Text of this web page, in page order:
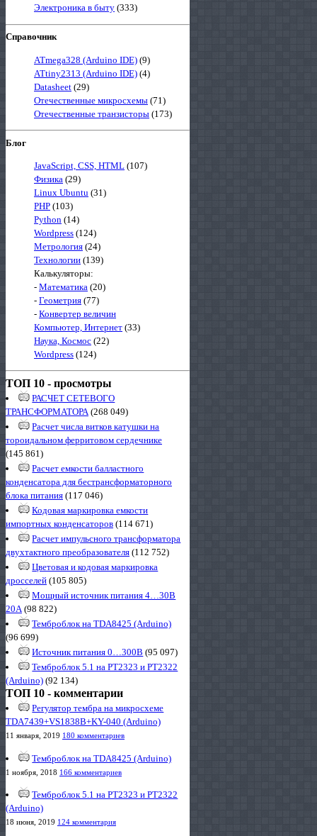
Электроника в быту (333)
Справочник
ATmega328 (Arduino IDE) (9)
ATtiny2313 (Arduino IDE) (4)
Datasheet (29)
Отечественные микросхемы (71)
Отечественные транзисторы (173)
Блог
JavaScript, CSS, HTML (107)
Физика (29)
Linux Ubuntu (31)
PHP (103)
Python (14)
Wordpress (124)
Метрология (24)
Технологии (139)
Калькуляторы:
- Математика (20)
- Геометрия (77)
- Конвертер величин
Компьютер, Интернет (33)
Наука, Космос (22)
Wordpress (124)
ТОП 10 - просмотры
РАСЧЕТ СЕТЕВОГО
ТРАНСФОРМАТОРА(268 049)
Расчет числа витков катушки на
тороидальном ферритовом сердечнике
(145 861)
Расчет емкости балластного
конденсатора для бестрансформаторного
блока питания (117 046)
Кодовая маркировка емкости
импортных конденсаторов (114 671)
Расчет импульсного трансформатора
двухтактного преобразователя (112 752)
Цветовая и кодовая маркировка
дросселей (105 805)
Мощный источник питания 4…30В
20А(98 822)
Темброблок на TDA8425 (Arduino)
(96 699)
Источник питания 0…300В (95 097)
Темброблок 5.1 на PT2323 и PT2322
(Arduino) (92 134)
ТОП 10 - комментарии
Регулятор тембра на микросхеме
TDA7439+VS1838B+KY-040 (Arduino)
11 января, 2019 180 комментариев
Темброблок на TDA8425 (Arduino)
1 ноября, 2018 166 комментариев
Темброблок 5.1 на PT2323 и PT2322
(Arduino)
18 июня, 2019 124 комментария